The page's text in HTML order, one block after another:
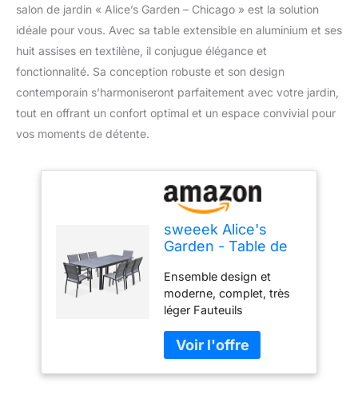
salon de jardin « Alice’s Garden – Chicago » est la solution
idéale pour vous. Avec sa table extensible en aluminium et ses
huit assises en textilène, il conjugue élégance et
fonctionnalité. Sa conception robuste et son design
contemporain s’harmoniseront parfaitement avec votre jardin,
tout en offrant un confort optimal et un espace convivial pour
vos moments de détente.
sweeek Alice's
Garden - Table de
Aluminium + 8
assises - Chicago
Anthracite/Gris
Taupe - Table en
Aluminium
175/245cm avec
rallonge et 8
Ensemble design et
moderne, complet, très
léger Fauteuils
rembourré pour encore
plus de confort !
Système d'extension